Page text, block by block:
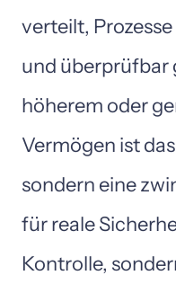
verteilt, Prozesse
und überprüfbar
höherem oder
Vermögen ist das
sondern eine
für reale
Kontrolle,